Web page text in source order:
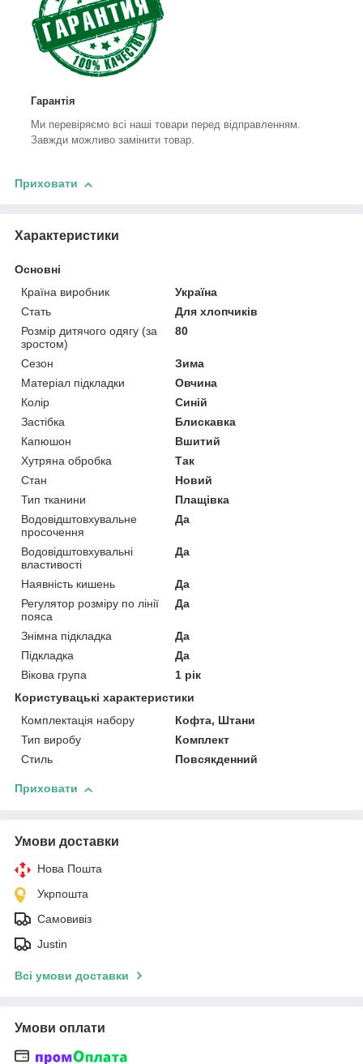
Гарантія
Ми перевіряємо всі наші товари перед відправленням.
Завжди можливо замінити товар.
Приховати
Характеристики
Основні
Країна виробник
Україна
Стать
Для хлопчиків
Розмір дитячого одягу (за
зростом)
80
Сезон
Зима
Матеріал підкладки
Овчина
Колір
Синій
Застібка
Блискавка
Капюшон
Вшитий
Хутряна обробка
Так
Стан
Новий
Тип тканини
Плащівка
Водовідштовхувальне
просочення
Да
Водовідштовхувальні
властивості
Да
Наявність кишень
Да
Регулятор розміру по лінії
пояса
Да
Знімна підкладка
Да
Підкладка
Да
Вікова група
1 рік
Користувацькі характеристики
Комплектація набору
Кофта, Штани
Тип виробу
Комплект
Стиль
Повсякденний
Приховати
Умови доставки
Нова Пошта
Укрпошта
Самовивіз
Justin
Всі умови доставки
Умови оплати